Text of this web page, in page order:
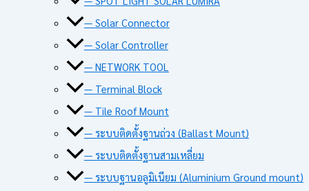
— Solar Connector
— Solar Controller
— NETWORK TOOL
— Terminal Block
— Tile Roof Mount
— ระบบติดตั้งฐานถ่วง (Ballast Mount)
— ระบบติดตั้งฐานสามเหลี่ยม
— ระบบฐานอลูมิเนียม (Aluminium Ground mount)